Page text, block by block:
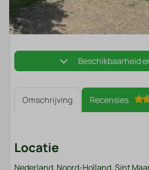
Beschikbaarheid
Omschrijving Recensies
Locatie
Nederland, Noord-Holland, Sint